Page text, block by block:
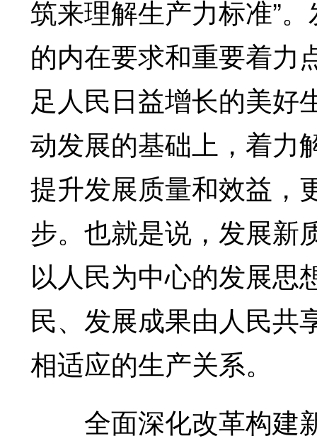
筑来理解生产力标准”
的内在要求和重要着力
足人民日益增长的美好
动发展的基础上，着力
提升发展质量和效益，
步。也就是说，发展新
以人民为中心的发展思
民、发展成果由人民共
相适应的生产关系。
全面深化改革构建